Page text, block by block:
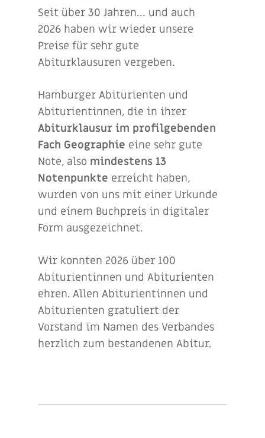
Seit über 30 Jahren… und auch
2026 haben wir wieder unsere
Preise für sehr gute
Abiturklausuren vergeben.
Hamburger Abiturienten und
Abiturientinnen, die in ihrer
Abiturklausur im profilgebenden
Fach Geographie eine sehr gute
Note, also mindestens 13
Notenpunkte erreicht haben,
wurden von uns mit einer Urkunde
und einem Buchpreis in digitaler
Form ausgezeichnet.
Wir konnten 2026 über 100
Abiturientinnen und Abiturienten
ehren. Allen Abiturientinnen und
Abiturienten gratuliert der
Vorstand im Namen des Verbandes
herzlich zum bestandenen Abitur.